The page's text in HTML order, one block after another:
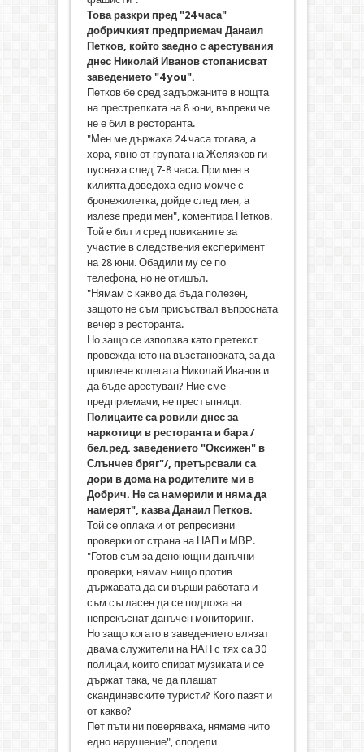
Това разкри пред "24 часа"
добричкият предприемач Данаил
Петков, който заедно с арестувания
днес Николай Иванов стопанисват
заведението "4 you".
Петков бе сред задържаните в нощта
на престрелката на 8 юни, въпреки че
не е бил в ресторанта.
"Мен ме държаха 24 часа тогава, а
хора, явно от групата на Желязков ги
пуснаха след 7-8 часа. При мен в
килията доведоха едно момче с
бронежилетка, дойде след мен, а
излезе преди мен", коментира Петков.
Той е бил и сред повиканите за
участие в следствения експеримент
на 28 юни. Обадили му се по
телефона, но не отишъл.
"Нямам с какво да бъда полезен,
защото не съм присъствал въпросната
вечер в ресторанта.
Но защо се използва като претекст
провеждането на възстановката, за да
привлече колегата Николай Иванов и
да бъде арестуван? Ние сме
предприемачи, не престъпници.
Полицаите са ровили днес за
наркотици в ресторанта и бара /
бел.ред. заведението "Оксижен" в
Слънчев бряг"/, претърсвали са
дори в дома на родителите ми в
Добрич. Не са намерили и няма да
намерят", казва Данаил Петков.
Той се оплака и от репресивни
проверки от страна на НАП и МВР.
"Готов съм за денонощни данъчни
проверки, нямам нищо против
държавата да си върши работата и
съм съгласен да се подложа на
непрекъснат данъчен мониторинг.
Но защо когато в заведението влязат
двама служители на НАП с тях са 30
полицаи, които спират музиката и се
държат така, че да плашат
скандинавските туристи? Кого пазят и
от какво?
Пет пъти ни поверяваха, нямаме нито
едно нарушение", сподели